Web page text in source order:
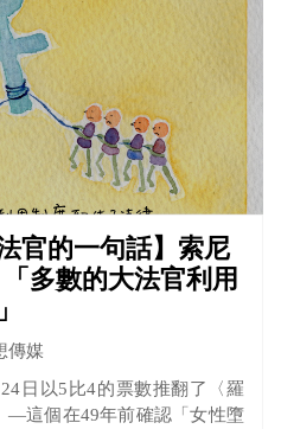
官的一句話】索尼
多數的大法官利用
傳媒
日以5比4的票數推翻了〈羅
—這個在49年前確認「女性墮